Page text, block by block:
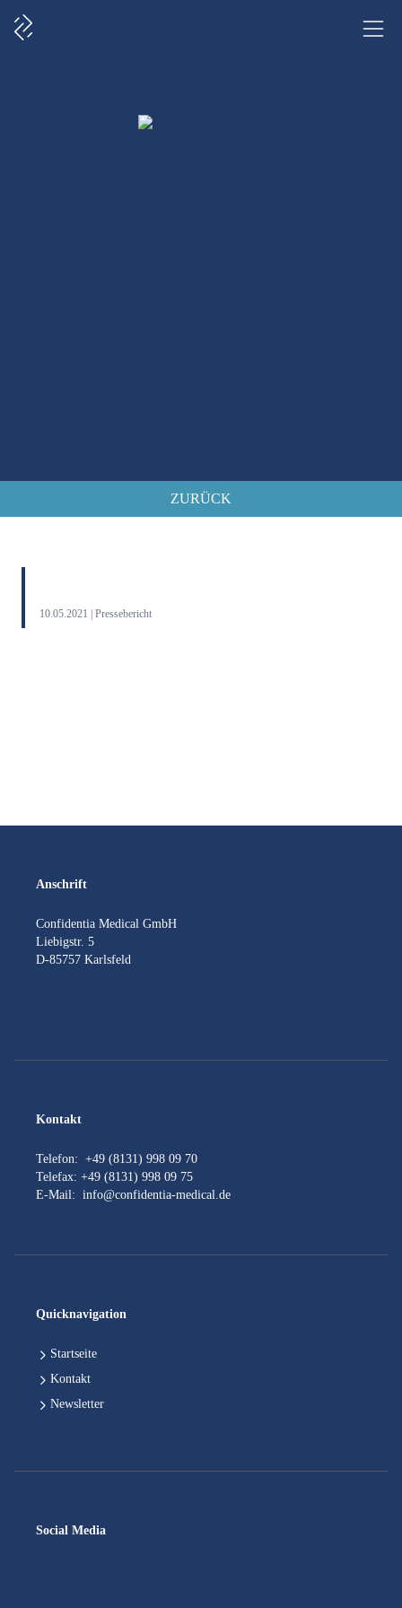
ZURÜCK
10.05.2021 | Pressebericht
Anschrift
Confidentia Medical GmbH
Liebigstr. 5
D-85757 Karlsfeld
Kontakt
Telefon: +49 (8131) 998 09 70
Telefax: +49 (8131) 998 09 75
E-Mail: info@confidentia-medical.de
Quicknavigation
Startseite
Kontakt
Newsletter
Social Media